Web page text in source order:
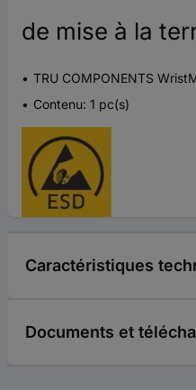
de mise à la
TRU COMPONENTS
Contenu: 1 pc(s)
Caractéristiques
Documents et